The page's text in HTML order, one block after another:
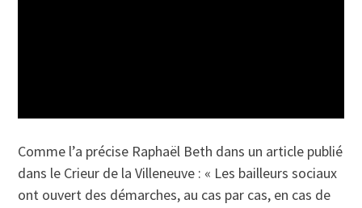
Comme l’a précise Raphaël Beth dans un article publié
dans le Crieur de la Villeneuve : « Les bailleurs sociaux
ont ouvert des démarches, au cas par cas, en cas de